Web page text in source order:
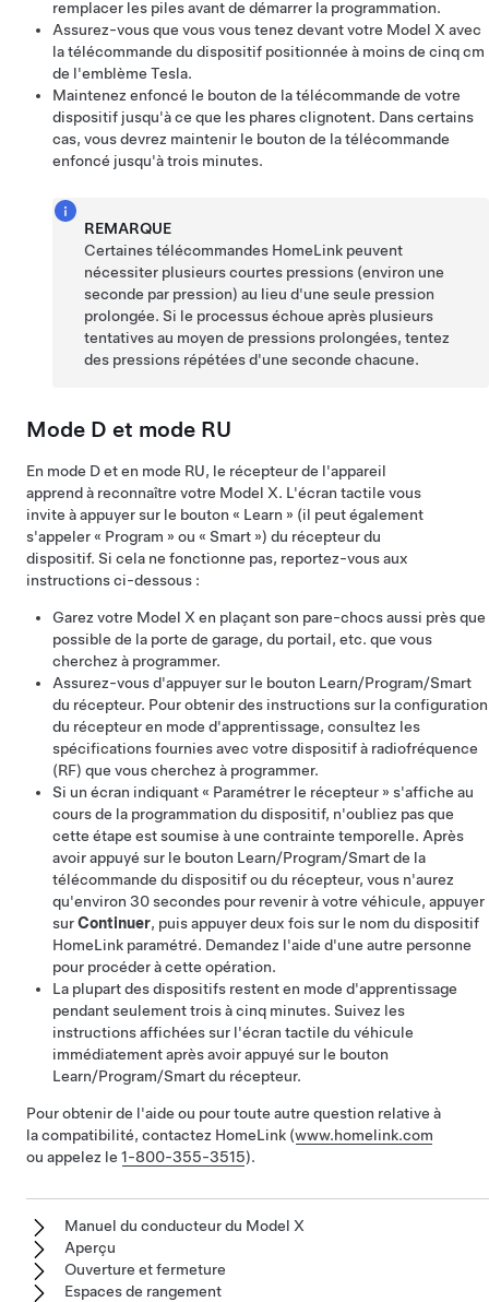
remplacer les piles avant de démarrer la programmation.
Assurez-vous que vous vous tenez devant votre Model X avec
la télécommande du dispositif positionnée à moins de cinq cm
de l'emblème Tesla.
Maintenez enfoncé le bouton de la télécommande de votre
dispositif jusqu'à ce que les phares clignotent. Dans certains
cas, vous devrez maintenir le bouton de la télécommande
enfoncé jusqu'à trois minutes.
REMARQUE
Certaines télécommandes HomeLink peuvent
nécessiter plusieurs courtes pressions (environ une
seconde par pression) au lieu d'une seule pression
prolongée. Si le processus échoue après plusieurs
tentatives au moyen de pressions prolongées, tentez
des pressions répétées d'une seconde chacune.
Mode D et mode RU
En mode D et en mode RU, le récepteur de l'appareil
apprend à reconnaître votre Model X. L'écran tactile vous
invite à appuyer sur le bouton « Learn » (il peut également
s'appeler « Program » ou « Smart ») du récepteur du
dispositif. Si cela ne fonctionne pas, reportez-vous aux
instructions ci-dessous :
Garez votre Model X en plaçant son pare-chocs aussi près que
possible de la porte de garage, du portail, etc. que vous
cherchez à programmer.
Assurez-vous d'appuyer sur le bouton Learn/Program/Smart
du récepteur. Pour obtenir des instructions sur la configuration
du récepteur en mode d'apprentissage, consultez les
spécifications fournies avec votre dispositif à radiofréquence
(RF) que vous cherchez à programmer.
Si un écran indiquant « Paramétrer le récepteur » s'affiche au
cours de la programmation du dispositif, n'oubliez pas que
cette étape est soumise à une contrainte temporelle. Après
avoir appuyé sur le bouton Learn/Program/Smart de la
télécommande du dispositif ou du récepteur, vous n'aurez
qu'environ 30 secondes pour revenir à votre véhicule, appuyer
surContinuer, puis appuyer deux fois sur le nom du dispositif
HomeLink paramétré. Demandez l'aide d'une autre personne
pour procéder à cette opération.
La plupart des dispositifs restent en mode d'apprentissage
pendant seulement trois à cinq minutes. Suivez les
instructions affichées sur l'écran tactile du véhicule
immédiatement après avoir appuyé sur le bouton
Learn/Program/Smart du récepteur.
Pour obtenir de l'aide ou pour toute autre question relative à
la compatibilité, contactez HomeLink (www.homelink.com
ou appelez le 1-800-355-3515).
Manuel du conducteur du Model X
Aperçu
Ouverture et fermeture
Espaces de rangement